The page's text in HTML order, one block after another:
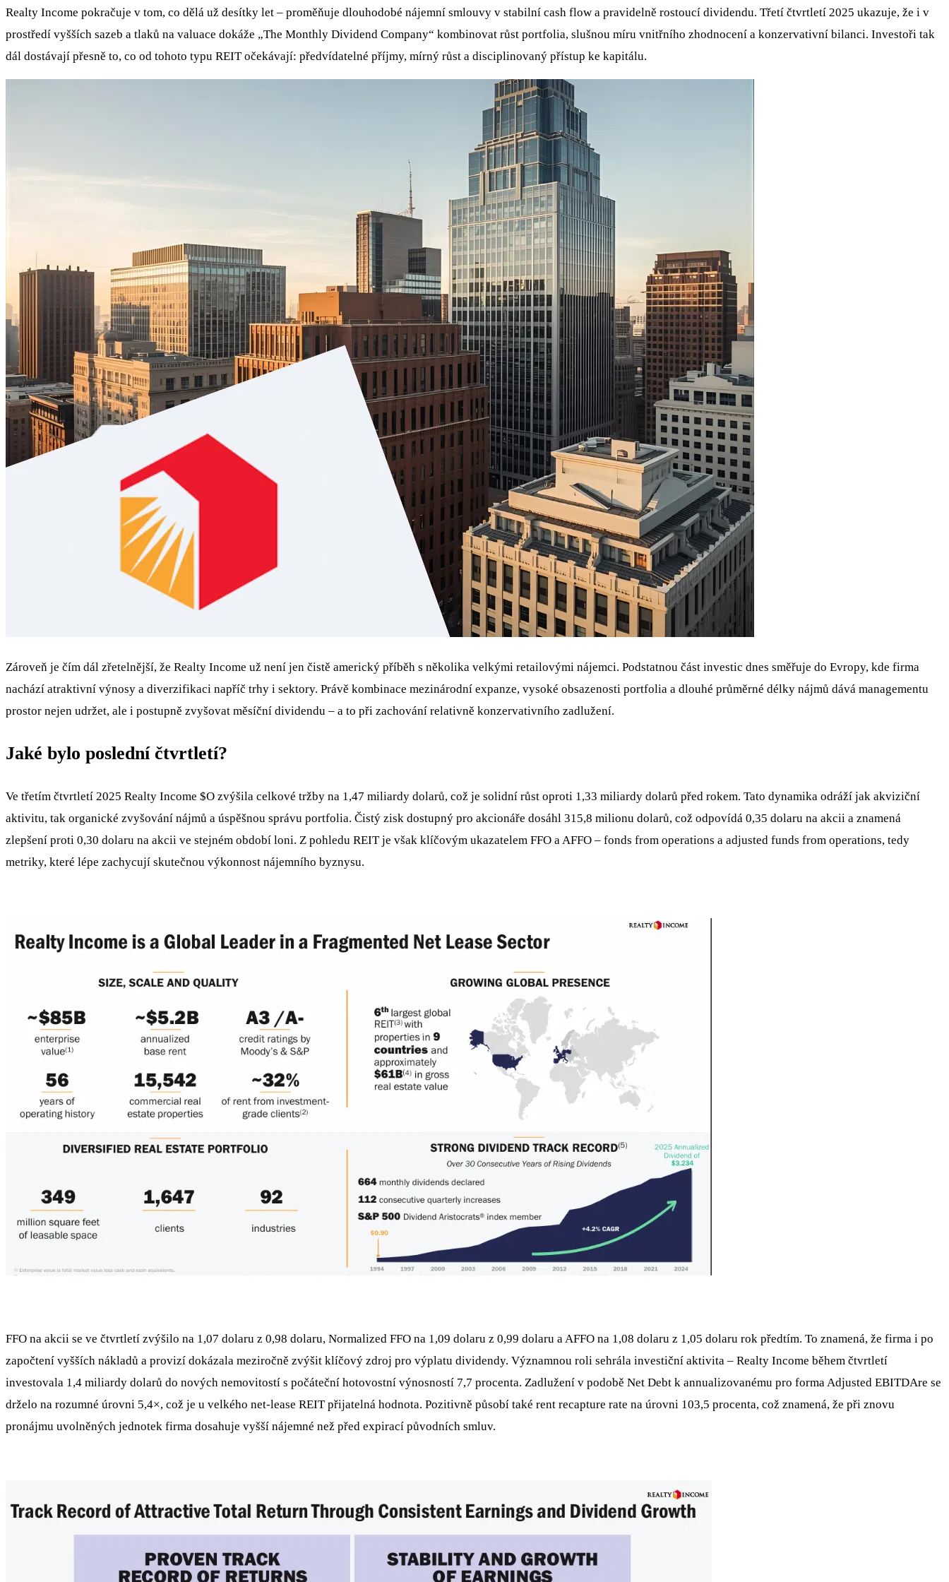
Realty Income pokračuje v tom, co dělá už desítky let – proměňuje dlouhodobé nájemní smlouvy v stabilní cash flow a pravidelně rostoucí dividendu. Třetí čtvrtletí 2025 ukazuje, že i v
prostředí vyšších sazeb a tlaků na valuace dokáže „The Monthly Dividend Company“ kombinovat růst portfolia, slušnou míru vnitřního zhodnocení a konzervativní bilanci. Investoři tak
dál dostávají přesně to, co od tohoto typu REIT očekávají: předvídatelné příjmy, mírný růst a disciplinovaný přístup ke kapitálu.
Zároveň je čím dál zřetelnější, že Realty Income už není jen čistě americký příběh s několika velkými retailovými nájemci. Podstatnou část investic dnes směřuje do Evropy, kde firma
nachází atraktivní výnosy a diverzifikaci napříč trhy i sektory. Právě kombinace mezinárodní expanze, vysoké obsazenosti portfolia a dlouhé průměrné délky nájmů dává managementu
prostor nejen udržet, ale i postupně zvyšovat měsíční dividendu – a to při zachování relativně konzervativního zadlužení.
Jaké bylo poslední čtvrtletí?
Ve třetím čtvrtletí 2025 Realty Income $O zvýšila celkové tržby na 1,47 miliardy dolarů, což je solidní růst oproti 1,33 miliardy dolarů před rokem. Tato dynamika odráží jak akviziční
aktivitu, tak organické zvyšování nájmů a úspěšnou správu portfolia. Čistý zisk dostupný pro akcionáře dosáhl 315,8 milionu dolarů, což odpovídá 0,35 dolaru na akcii a znamená
zlepšení proti 0,30 dolaru na akcii ve stejném období loni. Z pohledu REIT je však klíčovým ukazatelem FFO a AFFO – fonds from operations a adjusted funds from operations, tedy
metriky, které lépe zachycují skutečnou výkonnost nájemního byznysu.
FFO na akcii se ve čtvrtletí zvýšilo na 1,07 dolaru z 0,98 dolaru, Normalized FFO na 1,09 dolaru z 0,99 dolaru a AFFO na 1,08 dolaru z 1,05 dolaru rok předtím. To znamená, že firma i po
započtení vyšších nákladů a provizí dokázala meziročně zvýšit klíčový zdroj pro výplatu dividendy. Významnou roli sehrála investiční aktivita – Realty Income během čtvrtletí
investovala 1,4 miliardy dolarů do nových nemovitostí s počáteční hotovostní výnosností 7,7 procenta. Zadlužení v podobě Net Debt k annualizovanému pro forma Adjusted EBITDAre se
drželo na rozumné úrovni 5,4×, což je u velkého net-lease REIT přijatelná hodnota. Pozitivně působí také rent recapture rate na úrovni 103,5 procenta, což znamená, že při znovu
pronájmu uvolněných jednotek firma dosahuje vyšší nájemné než před expirací původních smluv.